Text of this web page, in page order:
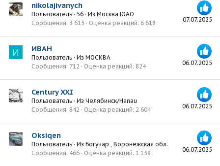
07.07.2025
nikolajivanych
Пользователь · 56 · Из Москва ЮАО
Сообщения 3 613 Оценка реакций 6 618
И
06.07.2025
ИВАН
Пользователь · Из МОСКВА
Сообщения 712 Оценка реакций 824
06.07.2025
Century XXI
Пользователь · Из Челябинск/Hanau
Сообщения 842 Оценка реакций 2 604
06.07.2025
Oksiqen
Пользователь · Из Богучар , Воронежская обл.
Сообщения 466 Оценка реакций 1 138